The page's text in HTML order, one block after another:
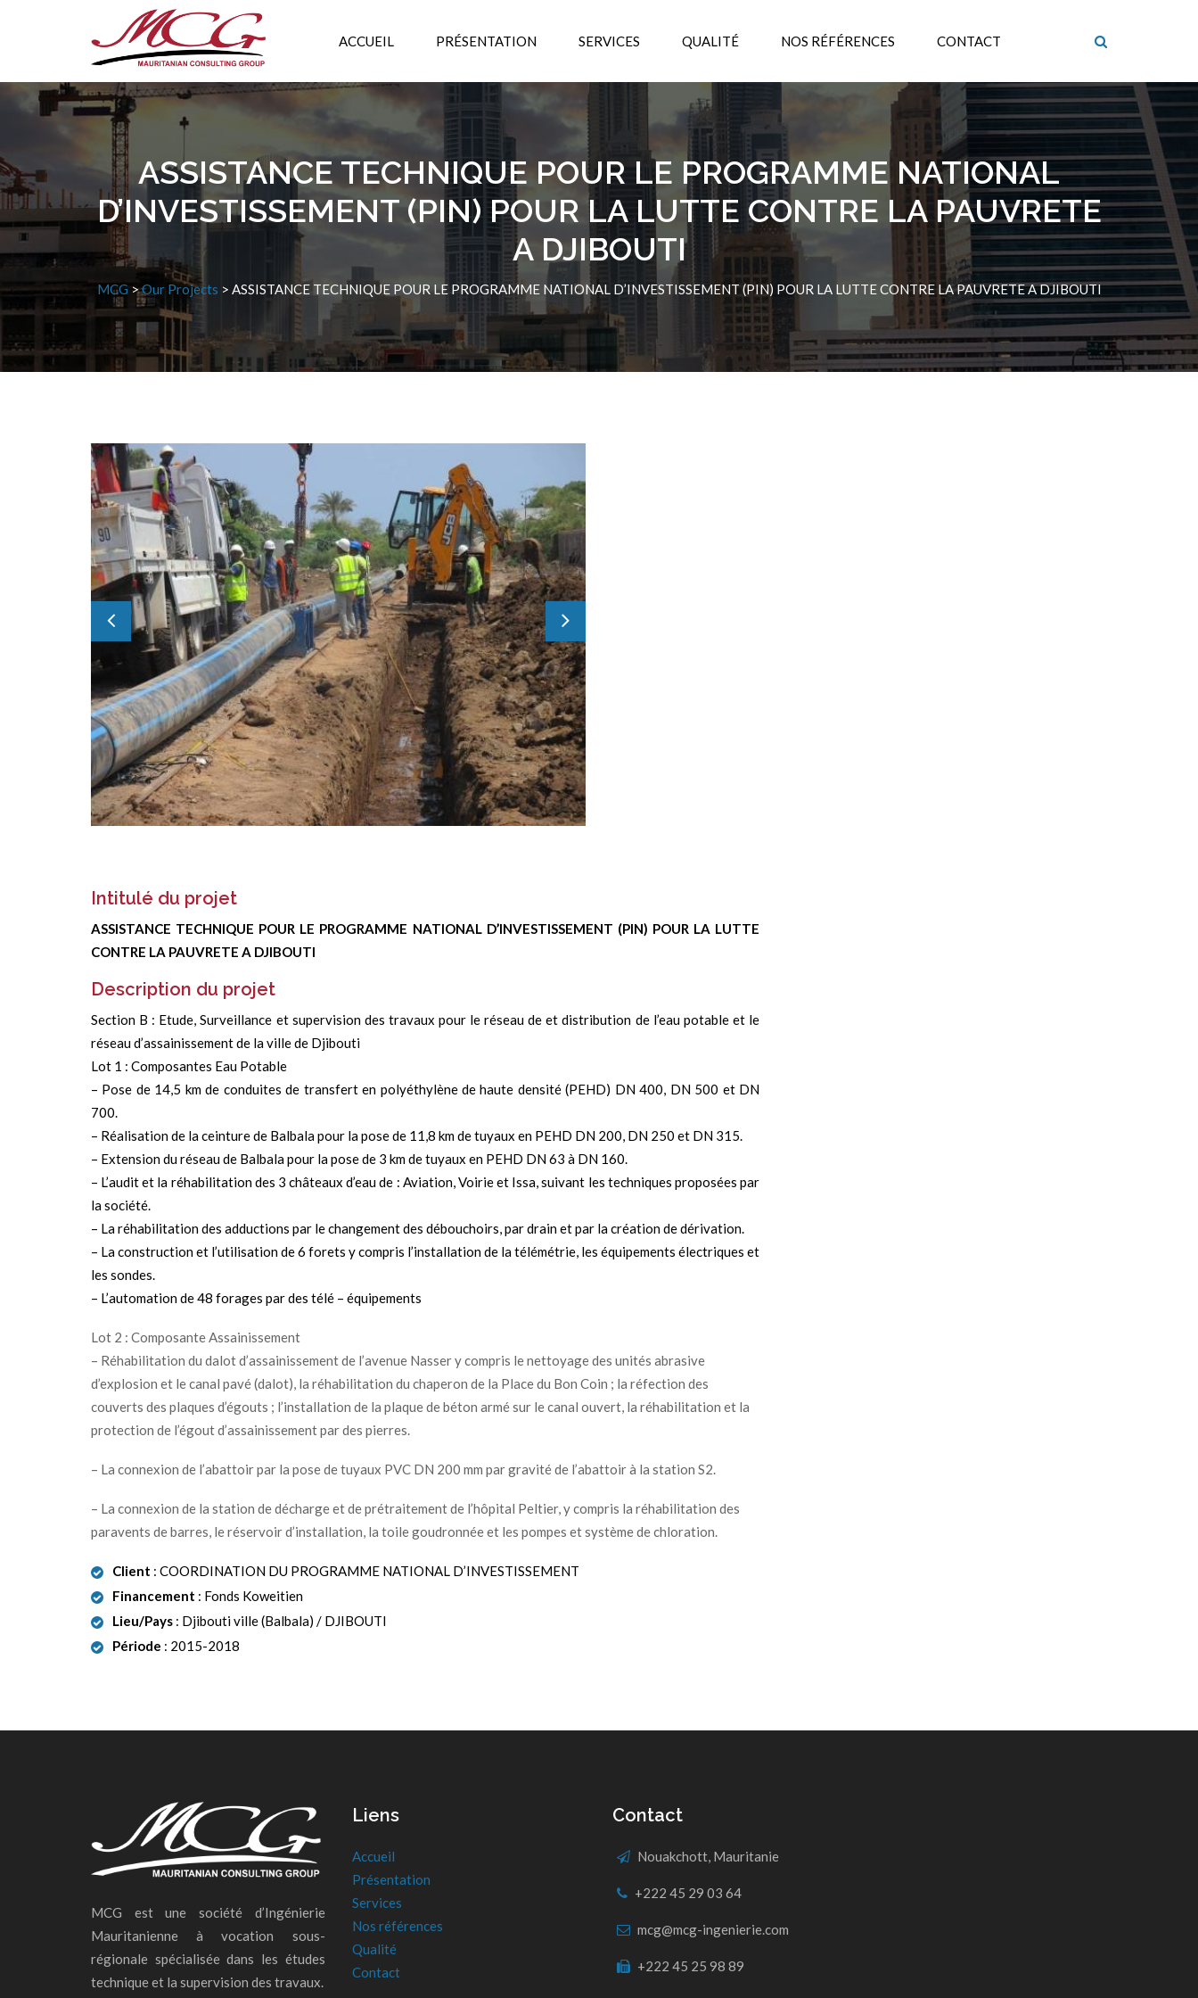
ACCUEIL PRÉSENTATION SERVICES QUALITÉ NOS RÉFÉRENCES CONTACT
ASSISTANCE TECHNIQUE POUR LE PROGRAMME NATIONAL
D’INVESTISSEMENT (PIN) POUR LA LUTTE CONTRE LA PAUVRETE
A DJIBOUTI
MCG >Our Projects > ASSISTANCE TECHNIQUE POUR LE PROGRAMME NATIONAL D’INVESTISSEMENT (PIN) POUR LA LUTTE CONTRE LA PAUVRETE A DJIBOUTI
Intitulé du projet
ASSISTANCE TECHNIQUE POUR LE PROGRAMME NATIONAL D’INVESTISSEMENT (PIN) POUR LA LUTTE
CONTRE LA PAUVRETE A DJIBOUTI
Description du projet
Section B : Etude, Surveillance et supervision des travaux pour le réseau de et distribution de l’eau potable et le
réseau d’assainissement de la ville de Djibouti
Lot 1 : Composantes Eau Potable
– Pose de 14,5 km de conduites de transfert en polyéthylène de haute densité (PEHD) DN 400, DN 500 et DN
700.
– Réalisation de la ceinture de Balbala pour la pose de 11,8 km de tuyaux en PEHD DN 200, DN 250 et DN 315.
– Extension du réseau de Balbala pour la pose de 3 km de tuyaux en PEHD DN 63 à DN 160.
– L’audit et la réhabilitation des 3 châteaux d’eau de : Aviation, Voirie et Issa, suivant les techniques proposées par
la société.
– La réhabilitation des adductions par le changement des débouchoirs, par drain et par la création de dérivation.
– La construction et l’utilisation de 6 forets y compris l’installation de la télémétrie, les équipements électriques et
les sondes.
– L’automation de 48 forages par des télé – équipements
Lot 2 : Composante Assainissement
– Réhabilitation du dalot d’assainissement de l’avenue Nasser y compris le nettoyage des unités abrasive
d’explosion et le canal pavé (dalot), la réhabilitation du chaperon de la Place du Bon Coin ; la réfection des
couverts des plaques d’égouts ; l’installation de la plaque de béton armé sur le canal ouvert, la réhabilitation et la
protection de l’égout d’assainissement par des pierres.
– La connexion de l’abattoir par la pose de tuyaux PVC DN 200 mm par gravité de l’abattoir à la station S2.
– La connexion de la station de décharge et de prétraitement de l’hôpital Peltier, y compris la réhabilitation des
paravents de barres, le réservoir d’installation, la toile goudronnée et les pompes et système de chloration.
Client : COORDINATION DU PROGRAMME NATIONAL D’INVESTISSEMENT
Financement : Fonds Koweitien
Lieu/Pays : Djibouti ville (Balbala) / DJIBOUTI
Période : 2015-2018
MCG est une société d’Ingénierie
Mauritanienne à vocation sous-
régionale spécialisée dans les études
technique et la supervision des travaux.
Liens
Accueil
Présentation
Services
Nos références
Qualité
Contact
Contact
Nouakchott, Mauritanie
+222 45 29 03 64
mcg@mcg-ingenierie.com
+222 45 25 98 89